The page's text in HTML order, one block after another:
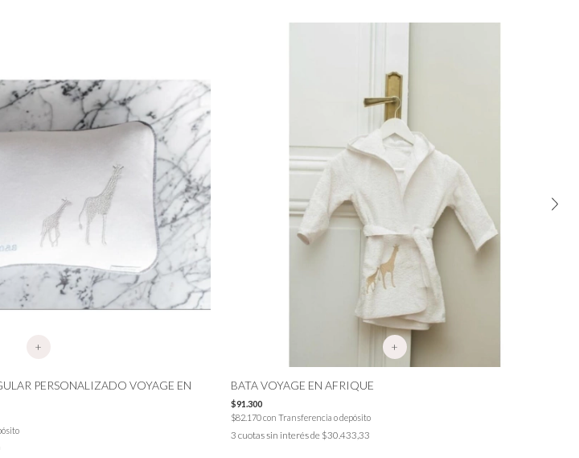
+
PERSONALIZADO VOYAGE EN
+
BATA VOYAGE EN AFRIQUE
$91.300
$82.170con Transferencia o depósito
3 cuotas sin interés de $30.433,33